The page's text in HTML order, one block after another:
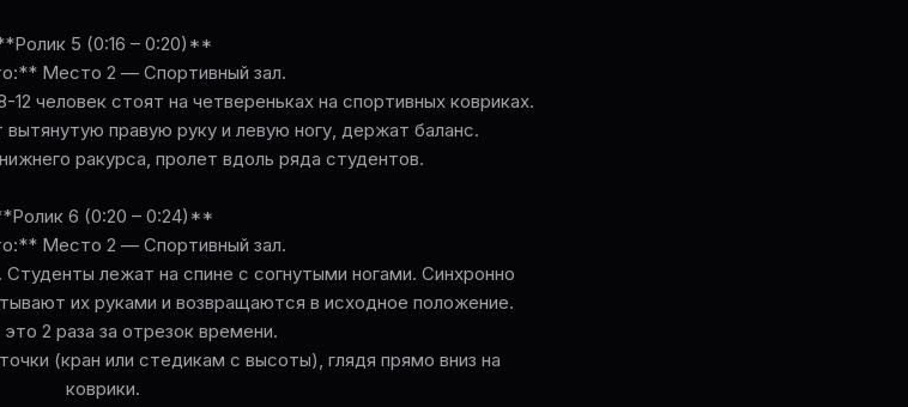
5 (0:16 – 0:20)**
Место 2 — Спортивный зал.
человек стоят на четвереньках на спортивных ковриках.
правую руку и левую ногу, держат баланс.
ракурса, пролет вдоль ряда студентов.
6 (0:20 – 0:24)**
Место 2 — Спортивный зал.
лежат на спине с согнутыми ногами. Синхронно
их руками и возвращаются в исходное положение.
2 раза за отрезок времени.
(кран или стедикам с высоты), глядя прямо вниз на
коврики.